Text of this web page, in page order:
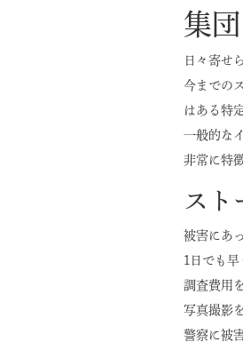
集
日々寄せ
今までの
はある特
一般的な
非常に特
スト
被害にあ
1日でも
調査費用
写真撮影
警察に被